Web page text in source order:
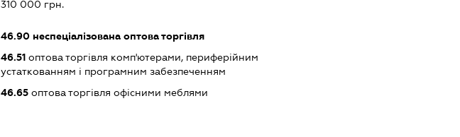
310 000 грн.
46.90 неспеціалізована оптова торгівля
46.51 оптова торгівля комп'ютерами, периферійним
устаткованням і програмним забезпеченням
46.65 оптова торгівля офісними меблями